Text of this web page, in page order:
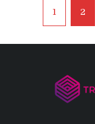
de
1 2